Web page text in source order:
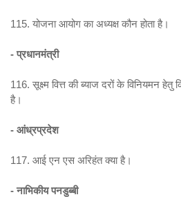
115. योजना आयोग का अध्यक्ष कौन होता है।
- प्रधानमंत्री
116. सूक्ष्म वित्त की ब्याज दरों के विनियमन हेतु
है।
- आंध्रप्रदेश
117. आई एन एस अरिहंत क्या है।
- नाभिकीय पनडुब्बी